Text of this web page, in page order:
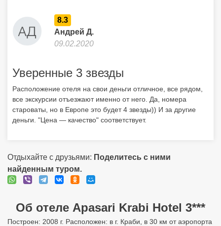
8.3
Андрей Д.
09.02.2020
Уверенные 3 звезды
Расположение отеля на свои деньги отличное, все рядом,
все экскурсии отъезжают именно от него. Да, номера
староваты, но в Европе это будет 4 звезды)) И за другие
деньги. "Цена — качество" соответствует.
Отдыхайте с друзьями: Поделитесь с ними
найденным туром.
Об отеле Apasari Krabi Hotel 3***
Построен: 2008 г. Расположен: в г. Краби, в 30 км от аэропорта